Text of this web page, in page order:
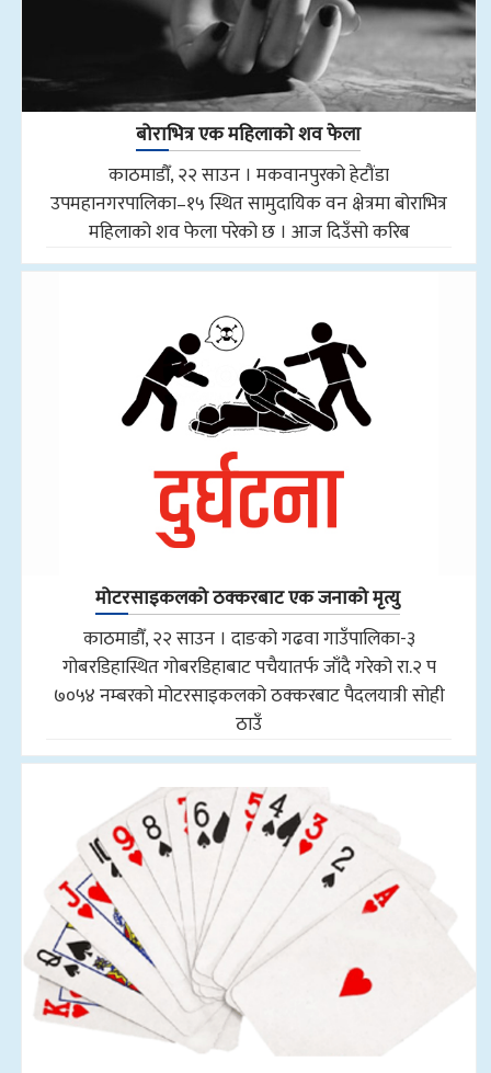
बोराभित्र एक महिलाको शव फेला
काठमाडौँ, २२ साउन । मकवानपुरको हेटौंडा
उपमहानगरपालिका–१५ स्थित सामुदायिक वन क्षेत्रमा बोराभित्र
महिलाको शव फेला परेको छ । आज दिउँसो करिब
मोटरसाइकलको ठक्करबाट एक जनाको मृत्यु
काठमाडौँ, २२ साउन । दाङको गढवा गाउँपालिका-३
गोबरडिहास्थित गोबरडिहाबाट पचैयातर्फ जाँदै गरेको रा.२ प
७०५४ नम्बरको मोटरसाइकलको ठक्करबाट पैदलयात्री सोही
ठाउँ